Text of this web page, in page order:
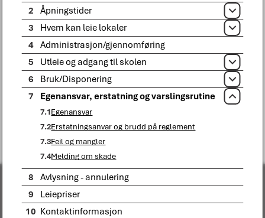
Fant du det du lette etter?
Ja Nei
2
Åpningstider Åpne
3 Hvem kan leie lokaler Åpne
4 Administrasjon/gjennomføring
5
Utleie og adgang til skolen Åpne
6 Bruk/Disponering Åpne
7 Egenansvar, erstatning og varslingsrutine Lukk
7.1Egenansvar
7.2Erstatningsanvar og brudd på reglement
7.3Feil og mangler
7.4Melding om skade
8
Avlysning - annulering
9
Leiepriser
10 Kontaktinformasjon